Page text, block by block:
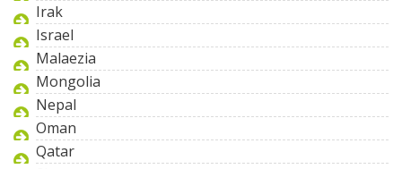
Irak
Israel
Malaezia
Mongolia
Nepal
Oman
Qatar